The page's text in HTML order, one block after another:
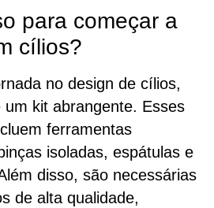
para começar a
cílios?
no design de cílios,
kit abrangente. Esses
ferramentas
isoladas, espátulas e
disso, são necessárias
de alta qualidade,